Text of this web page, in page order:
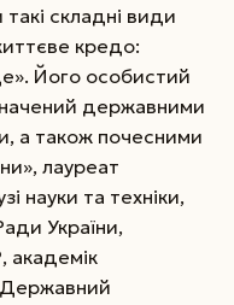
складні види
кредо:
Його особистий
державними
а також почесними
лауреат
науки та техніки,
України,
академік
Державний